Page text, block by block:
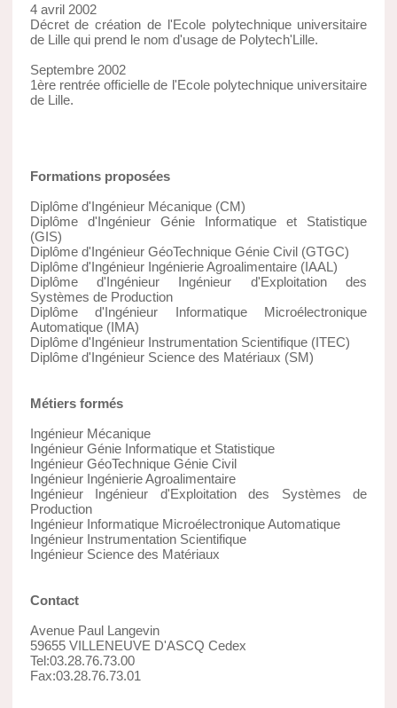
4 avril 2002
Décret de création de l'Ecole polytechnique universitaire
de Lille qui prend le nom d'usage de Polytech'Lille.
Septembre 2002
1ère rentrée officielle de l'Ecole polytechnique universitaire
de Lille.
Formations proposées
Diplôme d'Ingénieur Mécanique (CM)
Diplôme d'Ingénieur Génie Informatique et Statistique
(GIS)
Diplôme d'Ingénieur GéoTechnique Génie Civil (GTGC)
Diplôme d'Ingénieur Ingénierie Agroalimentaire (IAAL)
Diplôme d'Ingénieur Ingénieur d'Exploitation des
Systèmes de Production
Diplôme d'Ingénieur Informatique Microélectronique
Automatique (IMA)
Diplôme d'Ingénieur Instrumentation Scientifique (ITEC)
Diplôme d'Ingénieur Science des Matériaux (SM)
Métiers formés
Ingénieur Mécanique
Ingénieur Génie Informatique et Statistique
Ingénieur GéoTechnique Génie Civil
Ingénieur Ingénierie Agroalimentaire
Ingénieur Ingénieur d'Exploitation des Systèmes de
Production
Ingénieur Informatique Microélectronique Automatique
Ingénieur Instrumentation Scientifique
Ingénieur Science des Matériaux
Contact
Avenue Paul Langevin
59655 VILLENEUVE D'ASCQ Cedex
Tel:03.28.76.73.00
Fax:03.28.76.73.01